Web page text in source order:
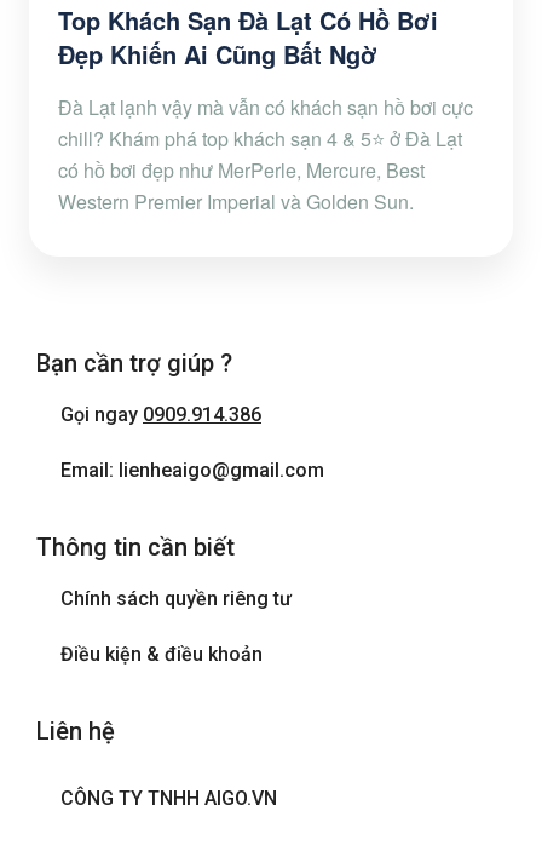
Top Khách Sạn Đà Lạt Có Hồ Bơi
Đẹp Khiến Ai Cũng Bất Ngờ
Đà Lạt lạnh vậy mà vẫn có khách sạn hồ bơi cực
chill? Khám phá top khách sạn 4 & 5⭐ ở Đà Lạt
có hồ bơi đẹp như MerPerle, Mercure, Best
Western Premier Imperial và Golden Sun.
Bạn cần trợ giúp ?
Gọi ngay 0909.914.386
Email: lienheaigo@gmail.com
Thông tin cần biết
Chính sách quyền riêng tư
Điều kiện & điều khoản
Liên hệ
CÔNG TY TNHH AIGO.VN